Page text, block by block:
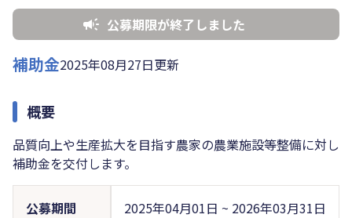
公募期限が終了しました
補助金2025年08月27日更新
概要
品質向上や生産拡大を目指す農家の農業施設等整備に対し
補助金を交付します。
公募期間 2025年04月01日 ~ 2026年03月31日